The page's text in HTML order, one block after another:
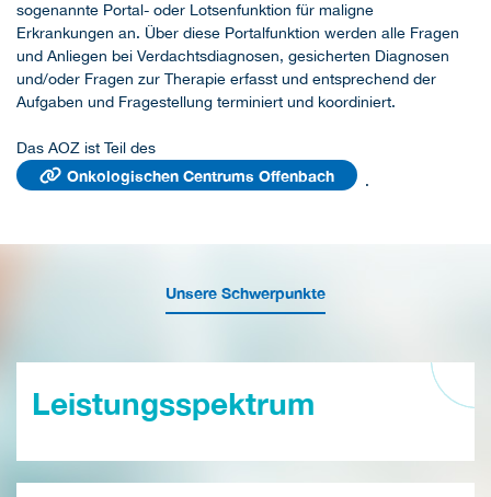
sogenannte Portal- oder Lotsenfunktion für maligne
Erkrankungen an. Über diese Portalfunktion werden alle Fragen
und Anliegen bei Verdachtsdiagnosen, gesicherten Diagnosen
und/oder Fragen zur Therapie erfasst und entsprechend der
Aufgaben und Fragestellung terminiert und koordiniert.
Das AOZ ist Teil des
Onkologischen Centrums Offenbach .
Unsere Schwerpunkte
Leistungsspektrum